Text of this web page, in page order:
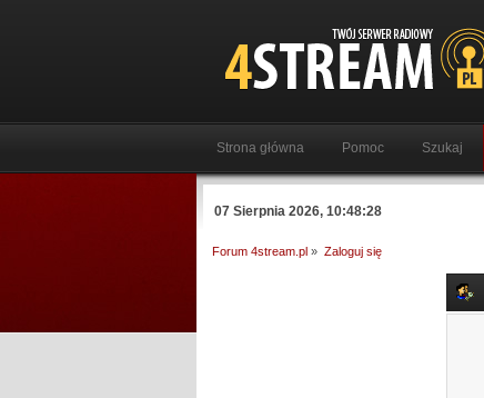
Strona główna Pomoc Szukaj
07 Sierpnia 2026, 10:48:28
Forum 4stream.pl » Zaloguj się